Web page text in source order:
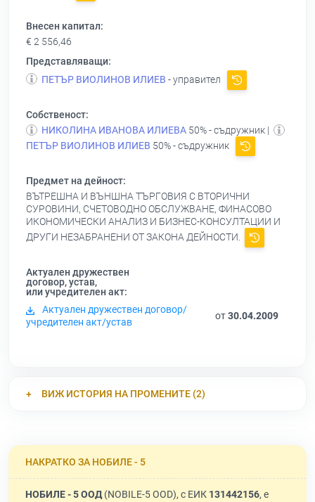
Внесен капитал:
€ 2 556,46
Представляващи:
ПЕТЪР ВИОЛИНОВ ИЛИЕВ - управител
Собственост:
НИКОЛИНА ИВАНОВА ИЛИЕВА 50% - съдружник |
ПЕТЪР ВИОЛИНОВ ИЛИЕВ 50% - съдружник
Предмет на дейност:
ВЪТРЕШНА И ВЪНШНА ТЪРГОВИЯ С ВТОРИЧНИ
СУРОВИНИ, СЧЕТОВОДНО ОБСЛУЖВАНЕ, ФИНАСОВО
ИКОНОМИЧЕСКИ АНАЛИЗ И БИЗНЕС-КОНСУЛТАЦИИ И
ДРУГИ НЕЗАБРАНЕНИ ОТ ЗАКОНА ДЕЙНОСТИ.
Актуален дружествен
договор, устав,
или учредителен акт:
Актуален дружествен договор/
учредителен акт/устав
от30.04.2009
ВИЖ ИСТОРИЯ НА ПРОМЕНИТЕ (2)
НАКРАТКО ЗА НОБИЛЕ - 5
НОБИЛЕ - 5 ООД(NOBILE-5 OOD), с ЕИК 131442156, е